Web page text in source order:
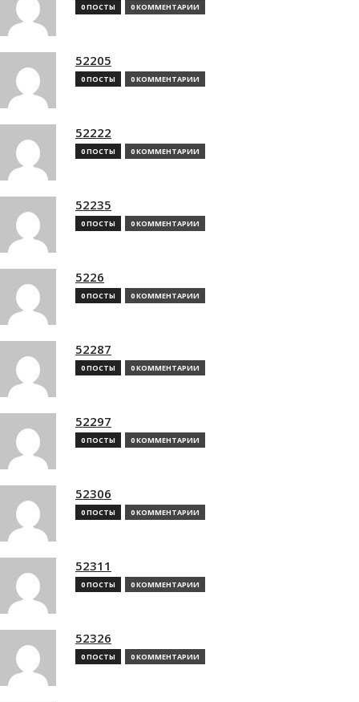
0 ПОСТЫ 0 КОММЕНТАРИИ
52205
0 ПОСТЫ 0 КОММЕНТАРИИ
52222
0 ПОСТЫ 0 КОММЕНТАРИИ
52235
0 ПОСТЫ 0 КОММЕНТАРИИ
5226
0 ПОСТЫ 0 КОММЕНТАРИИ
52287
0 ПОСТЫ 0 КОММЕНТАРИИ
52297
0 ПОСТЫ 0 КОММЕНТАРИИ
52306
0 ПОСТЫ 0 КОММЕНТАРИИ
52311
0 ПОСТЫ 0 КОММЕНТАРИИ
52326
0 ПОСТЫ 0 КОММЕНТАРИИ